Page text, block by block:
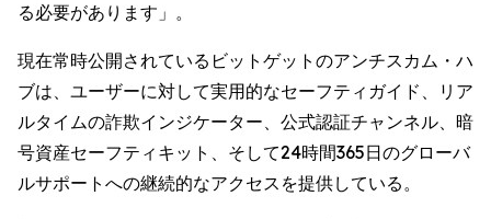
る必要があります」。
現在常時公開されているビットゲットのアンチスカム・ハ
ブは、ユーザーに対して実用的なセーフティガイド、リア
ルタイムの詐欺インジケーター、公式認証チャンネル、暗
号資産セーフティキット、そして24時間365日のグローバ
ルサポートへの継続的なアクセスを提供している。